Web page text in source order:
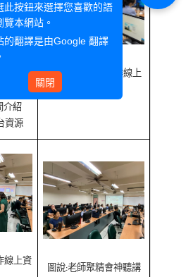
介紹
資源
圖說
老師實地操作線上
線上資
圖說:老師聚精會神聽講
此按鈕來選擇您喜歡的語
覽本網站。
的翻譯是由Google 翻譯
關閉